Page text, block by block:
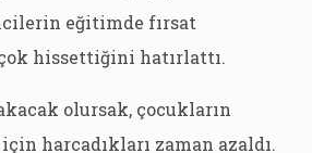
eğitimde fırsat
hissettiğini hatırlattı.
olursak, çocukların
harcadıkları zaman azaldı.